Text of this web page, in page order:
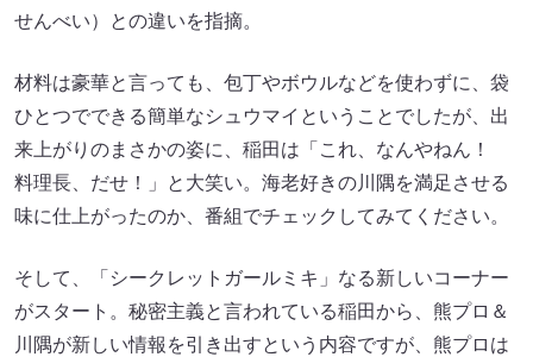
せんべい）との違いを指摘。
材料は豪華と言っても、包丁やボウルなどを使わずに、袋
ひとつでできる簡単なシュウマイということでしたが、出
来上がりのまさかの姿に、稲田は「これ、なんやねん！
料理長、だせ！」と大笑い。海老好きの川隅を満足させる
味に仕上がったのか、番組でチェックしてみてください。
そして、「シークレットガールミキ」なる新しいコーナー
がスタート。秘密主義と言われている稲田から、熊プロ＆
川隅が新しい情報を引き出すという内容ですが、熊プロは